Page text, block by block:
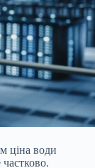
ціна води